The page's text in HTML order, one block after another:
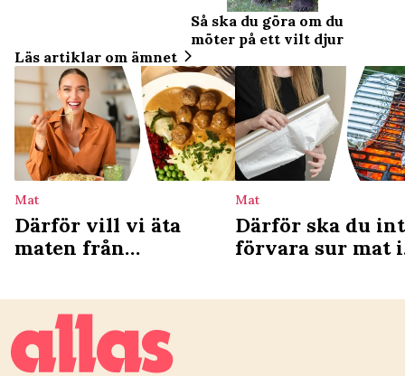
Så ska du göra om du
möter på ett vilt djur
Läs artiklar om ämnet
Mat
Därför vill vi äta
maten från
studie förklarar
Mat
Därför ska du
förvara sur mat i